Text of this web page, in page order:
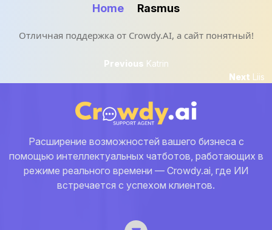
Home Rasmus
Отличная поддержка от Crowdy.AI, а сайт понятный!
по
Previous Previous
Katrin
Next Next
Liis
Расширение возможностей вашего бизнеса с
помощью интеллектуальных чатботов, работающих в
режиме реального времени — Crowdy.ai, где ИИ
встречается с успехом клиентов.